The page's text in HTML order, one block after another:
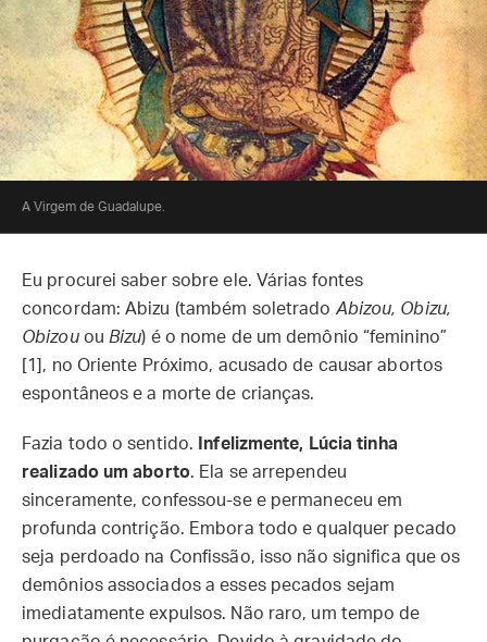
A Virgem de Guadalupe.
Eu procurei saber sobre ele. Várias fontes
concordam: Abizu (também soletrado Abizou, Obizu,
Obizouou Bizu) é o nome de um demônio “feminino”
[1], no Oriente Próximo, acusado de causar abortos
espontâneos e a morte de crianças.
Fazia todo o sentido.
Infelizmente, Lúcia tinha
realizado um aborto. Ela se arrependeu
sinceramente, confessou-se e permaneceu em
profunda contrição. Embora todo e qualquer pecado
seja perdoado na Confissão, isso não significa que os
demônios associados a esses pecados sejam
imediatamente expulsos. Não raro, um tempo de